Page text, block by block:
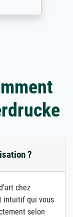
?
chez
intuitif qui vous
selon